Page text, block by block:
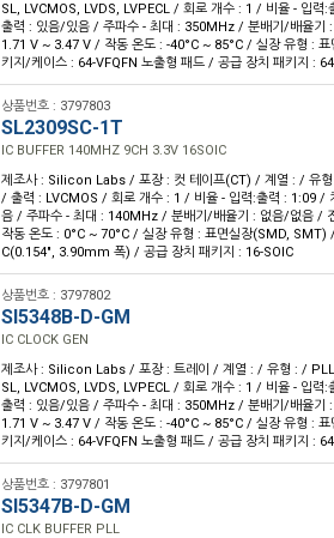
SL, LVCMOS, LVDS, LVPECL / 회로 개수 : 1 / 비율 - 입력:
출력 : 있음/있음 / 주파수 - 최대 : 350MHz / 분배기/배율기
1.71 V ~ 3.47 V / 작동 온도 : -40°C ~ 85°C / 실장 유형 :
키지/케이스 : 64-VFQFN 노출형 패드 / 공급 장치 패키지 :
상품번호 : 3797803
SL2309SC-1T
IC BUFFER 140MHZ 9CH 3.3V 16SOIC
제조사 : Silicon Labs / 포장 : 컷 테이프(CT) / 계열 : / 유
/ 출력 : LVCMOS / 회로 개수 : 1 / 비율 - 입력:출력 : 1:09 /
음 / 주파수 - 최대 : 140MHz / 분배기/배율기 : 없음/없음 /
작동 온도 : 0°C ~ 70°C / 실장 유형 : 표면실장(SMD, SMT)
C(0.154", 3.90mm 폭) / 공급 장치 패키지 : 16-SOIC
상품번호 : 3797802
SI5348B-D-GM
IC CLOCK GEN
제조사 : Silicon Labs / 포장 : 트레이 / 계열 : / 유형 : /
SL, LVCMOS, LVDS, LVPECL / 회로 개수 : 1 / 비율 - 입력:
출력 : 있음/있음 / 주파수 - 최대 : 350MHz / 분배기/배율기
1.71 V ~ 3.47 V / 작동 온도 : -40°C ~ 85°C / 실장 유형 :
키지/케이스 : 64-VFQFN 노출형 패드 / 공급 장치 패키지 :
상품번호 : 3797801
SI5347B-D-GM
IC CLK BUFFER PLL